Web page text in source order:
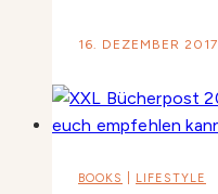
16. DEZEMBER 2017
BOOKS LIFESTYLE